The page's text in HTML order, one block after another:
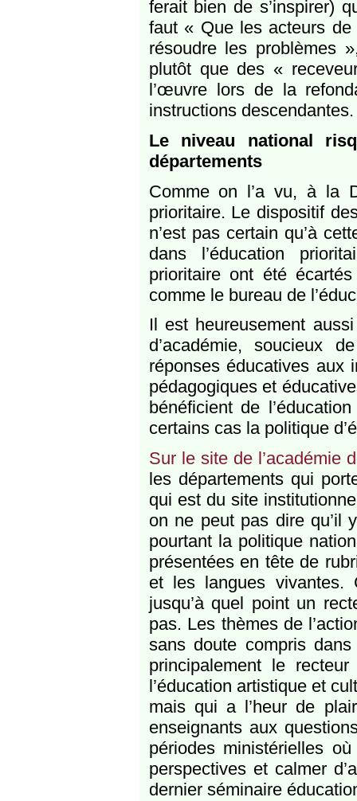
ferait bien de s’inspirer)
faut « Que les acteurs de
résoudre les problèmes
plutôt que des «
l’œuvre lors de la
instructions descendantes.
Le niveau national
départements
Comme on l’a vu, à la
prioritaire. Le dispositif
n’est pas certain qu’à
dans l’éducation
prioritaire ont été
comme le bureau de
Il est heureusement
d’académie, soucieux
réponses éducatives aux
pédagogiques et
bénéficient de
certains cas la politique
Sur le site de l’académie
les départements qui
qui est du site
on ne peut pas dire qu’il
pourtant la politique
présentées en tête de
et les langues vivantes.
jusqu’à quel point un
pas. Les thèmes de
sans doute compris
principalement le
l’éducation artistique et
mais qui a l’heur de
enseignants aux
périodes ministérielles
perspectives et calmer
dernier séminaire